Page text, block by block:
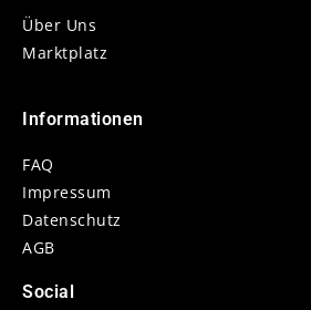
Über Uns
Marktplatz
Informationen
FAQ
Impressum
Datenschutz
AGB
Social